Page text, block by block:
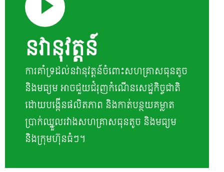
នវានុវត្តន៍
ការគាំទ្រដល់នវានុវត្តន៍ចំពោះសហគ្រាសធុនតូច
និងមធ្យម អាចជួយជំរុញកំណើនសេដ្ឋកិច្ចជាតិ
ដោយបង្កើនផលិតភាព និងកាត់បន្ថយគម្លាត
ប្រាក់ឈ្នួលរវាងសហគ្រាសធុនតូច និងមធ្យម
និងក្រុមហ៊ុនធំៗ។